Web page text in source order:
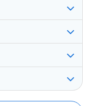
5 Tagen